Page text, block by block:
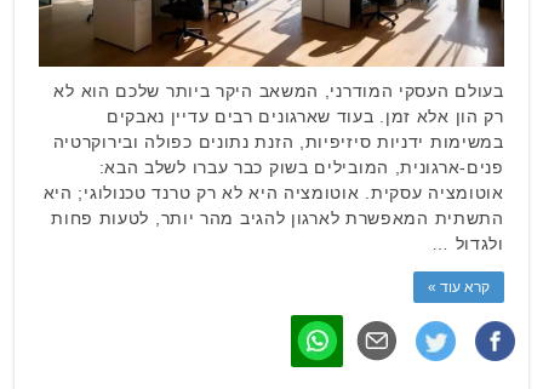
בעולם העסקי המודרני, המשאב היקר ביותר שלכם הוא לא
רק הון אלא זמן. בעוד שארגונים רבים עדיין נאבקים
במשימות ידניות סיזיפיות, הזנת נתונים כפולה ובירוקרטיה
פנים-ארגונית, המובילים בשוק כבר עברו לשלב הבא:
אוטומציה עסקית. אוטומציה היא לא רק טרנד טכנולוגי; היא
התשתית המאפשרת לארגון להגיב מהר יותר, לטעות פחות
ולגדול …
קרא עוד »